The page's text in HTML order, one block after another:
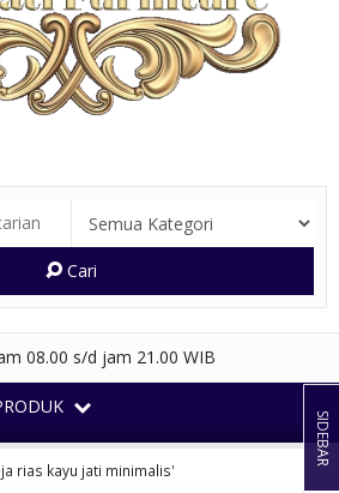
Cari
08.00 s/d jam 21.00 WIB
rias kayu jati minimalis'
SIDEBAR